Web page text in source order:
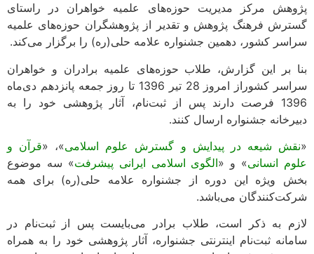
پژوهش مرکز مدیریت حوزه‌های علمیه خواهران در راستای
گسترش فرهنگ پژوهش و تقدیر از پژوهشگران حوزه‌های علمیه
سراسر کشور، دهمین جشنواره علامه حلی(ره) را برگزار می‌کند.
بنا بر این گزارش، طلاب حوزه‌های علمیه برادران و خواهران
سراسر کشوراز امروز 28 تیر 1396 تا روز جمعه پانزدهم دی‌ماه
1396 فرصت دارند پس از ثبت‌نام، آثار پژوهشی خود را به
دبیرخانه جشنواره ارسال کنند.
«نقش شیعه در پیدایش و گسترش علوم اسلامی »، «قرآن و
علوم انسانی » و «الگوی اسلامی ایرانی پیشرفت» سه موضوع
بخش ویژه این دوره از جشنواره علامه حلی(ره) برای همه
شرکت‌کنندگان می‌باشد.
لازم به ذکر است، طلاب برادر می‌بایست پس از ثبت‌نام در
سامانه ثبت‌نام اینترنتی جشنواره، آثار پژوهشی خود را به همراه